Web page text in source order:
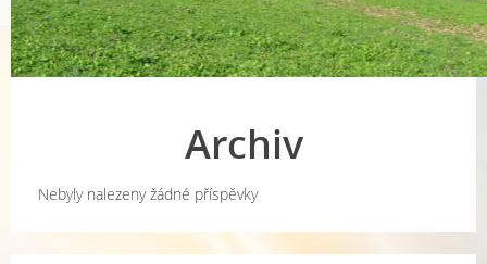
Archiv
Nebyly nalezeny žádné příspěvky